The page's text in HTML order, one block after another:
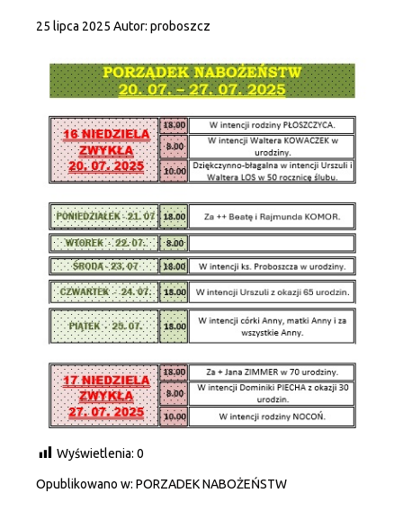
25 lipca 2025 Autor: proboszcz
Wyświetlenia: 0
Opublikowano w: PORZADEK NABOŻEŃSTW